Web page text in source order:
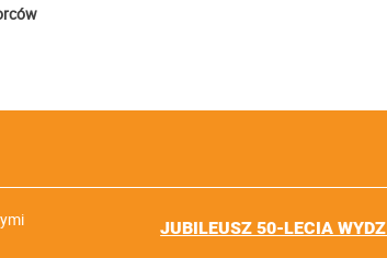
JUBILEUSZ 50-LECIA